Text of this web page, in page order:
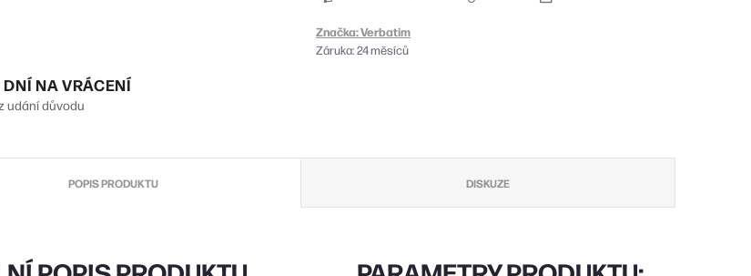
Značka:Verbatim
Záruka:24 měsíců
DNÍ NA VRÁCENÍ
udání důvodu
POPIS PRODUKTU DISKUZE